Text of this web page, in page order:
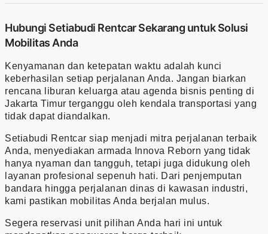
Hubungi Setiabudi Rentcar Sekarang untuk Solusi
Mobilitas Anda
Kenyamanan dan ketepatan waktu adalah kunci
keberhasilan setiap perjalanan Anda. Jangan biarkan
rencana liburan keluarga atau agenda bisnis penting di
Jakarta Timur terganggu oleh kendala transportasi yang
tidak dapat diandalkan.
Setiabudi Rentcar siap menjadi mitra perjalanan terbaik
Anda, menyediakan armada Innova Reborn yang tidak
hanya nyaman dan tangguh, tetapi juga didukung oleh
layanan profesional sepenuh hati. Dari penjemputan
bandara hingga perjalanan dinas di kawasan industri,
kami pastikan mobilitas Anda berjalan mulus.
Segera reservasi unit pilihan Anda hari ini untuk